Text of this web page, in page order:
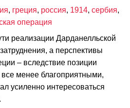
, греция, россия, 1914, сербия,
операция
реализации Дарданелльской
а перспективы
– вследствие позиции
все менее благоприятными,
усиленно интересоваться